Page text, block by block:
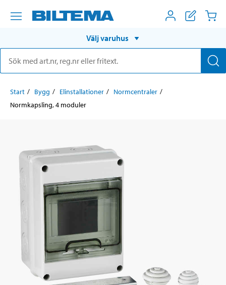
Välj varuhus
Start Bygg Elinstallationer
Normcentraler
Normkapsling, 4 moduler